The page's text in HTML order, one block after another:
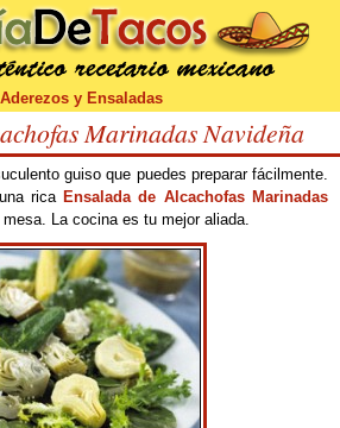
Aderezos y Ensaladas
Marinadas Navideña
guiso que puedes preparar fácilmente.
rica Ensalada de Alcachofas Marinadas
La cocina es tu mejor aliada.